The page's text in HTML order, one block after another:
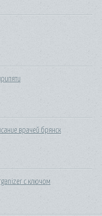
врачей брянск
с ключом